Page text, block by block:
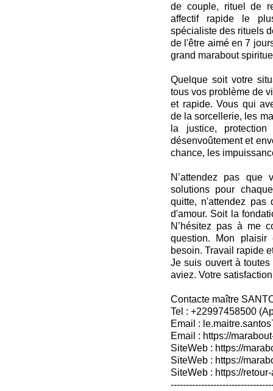
de couple, rituel de
affectif rapide le
spécialiste des rituels
de l'être aimé en 7
grand marabout
Quelque soit votre
tous vos problème de
et rapide. Vous qui
de la sorcellerie, les
la justice,
désenvoûtement et
chance, les
N’attendez pas
solutions pour
quitte, n'attendez pas
d'amour. Soit la
N’hésitez pas à me
question. Mon plaisir
besoin. Travail rapide
Je suis ouvert à
aviez. Votre
Contacte maître
Tel : +22997458500
Email :
Email : https://
SiteWeb : https://
SiteWeb : https://
SiteWeb : https://